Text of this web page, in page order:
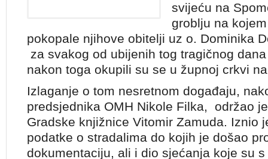
svijeću na
groblju na
pokopale njihove obitelji uz o. Dominika
za svakog od ubijenih tog tragičnog
nakon toga okupili su se u župnoj crkvi
Izlaganje o tom nesretnom događaju,
predsjednika OMH Nikole Filka, održao
Gradske knjižnice Vitomir Zamuda. Iznio
podatke o stradalima do kojih je došao
dokumentaciju, ali i dio sjećanja koje su